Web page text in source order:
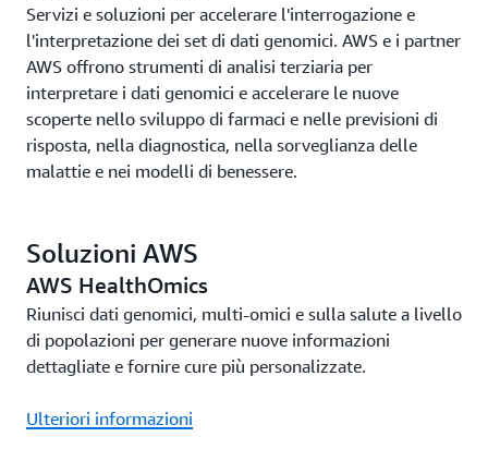
Servizi e soluzioni per accelerare l'interrogazione e
l'interpretazione dei set di dati genomici. AWS e i partner
AWS offrono strumenti di analisi terziaria per
interpretare i dati genomici e accelerare le nuove
scoperte nello sviluppo di farmaci e nelle previsioni di
risposta, nella diagnostica, nella sorveglianza delle
malattie e nei modelli di benessere.
Soluzioni AWS
AWS HealthOmics
Riunisci dati genomici, multi-omici e sulla salute a livello
di popolazioni per generare nuove informazioni
dettagliate e fornire cure più personalizzate.
Ulteriori informazioni